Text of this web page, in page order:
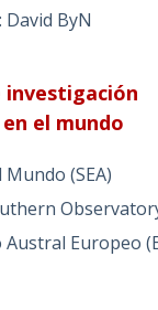
David ByN
investigación
el mundo
(SEA)
Europeo